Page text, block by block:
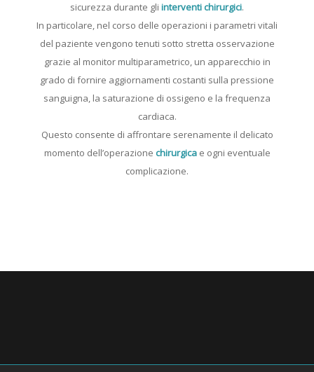
sicurezza durante gli interventi chirurgici.
In particolare, nel corso delle operazioni i parametri vitali
del paziente vengono tenuti sotto stretta osservazione
grazie al monitor multiparametrico, un apparecchio in
grado di fornire aggiornamenti costanti sulla pressione
sanguigna, la saturazione di ossigeno e la frequenza
cardiaca.
Questo consente di affrontare serenamente il delicato
momento dell’operazione chirurgicae ogni eventuale
complicazione.